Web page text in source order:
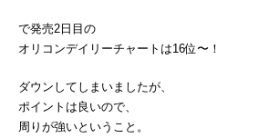
■ LINE UP ■
MASTERPIECE SOUND
BLACK GOLD SOUND
POWER PLAYERZ
で発売2日目の
オリコンデイリーチャートは16位〜！
ダウンしてしまいましたが、
ポイントは良いので、
周りが強いということ。